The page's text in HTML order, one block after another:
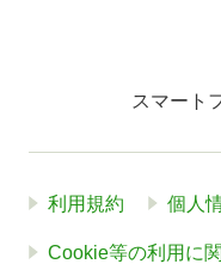
スマート
利用規約 個人
Cookie等の利用に